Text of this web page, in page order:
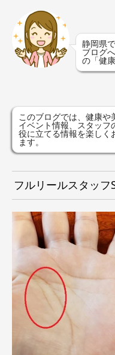
静岡県
ブログ
の「健
このブログでは、健康や
イベント情報、スタッフ
役に立てる情報を楽しく
ます。
フルリールスタッフ